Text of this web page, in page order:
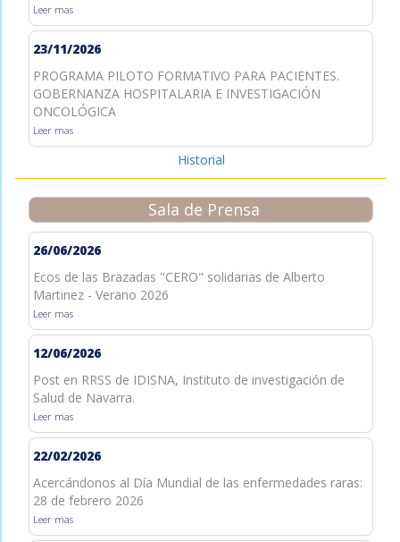
Leer mas
23/11/2026
PROGRAMA PILOTO FORMATIVO PARA PACIENTES.
GOBERNANZA HOSPITALARIA E INVESTIGACIÓN
ONCOLÓGICA
Leer mas
Historial
Sala de Prensa
26/06/2026
Ecos de las Brazadas "CERO" solidarias de Alberto
Martinez - Verano 2026
Leer mas
12/06/2026
Post en RRSS de IDISNA, Instituto de investigación de
Salud de Navarra.
Leer mas
22/02/2026
Acercándonos al Día Mundial de las enfermedades raras:
28 de febrero 2026
Leer mas